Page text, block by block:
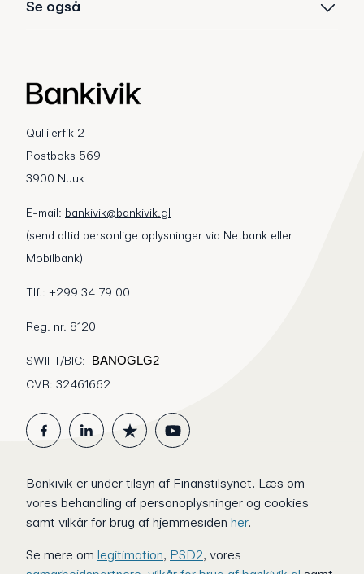
Se også
Qullilerfik 2
Postboks 569
3900 Nuuk
E-mail: bankivik@bankivik.gl
(send altid personlige oplysninger via Netbank eller
Mobilbank)
Tlf.: +299 34 79 00
Reg. nr. 8120
SWIFT/BIC:
BANOGLG2
CVR: 32461662
Bankivik er under tilsyn af Finanstilsynet. Læs om
vores behandling af personoplysninger og cookies
samt vilkår for brug af hjemmesiden her.
Se mere om legitimation, PSD2, vores